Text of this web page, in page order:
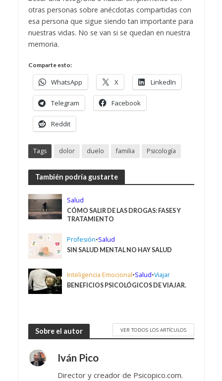
otras personas sobre anécdotas compartidas con
esa persona que sigue siendo tan importante para
nuestras vidas. No se van si se quedan en nuestra
memoria.
Comparte esto:
WhatsApp X LinkedIn
Telegram Facebook
Reddit
Tags dolor duelo familia Psicología
También podría gustarte
Salud
CÓMO SALIR DE LAS DROGAS: FASES Y
TRATAMIENTO
Profesión•Salud
SIN SALUD MENTAL NO HAY SALUD
Inteligencia Emocional•Salud•Viajar
BENEFICIOS PSICOLÓGICOS DE VIAJAR.
Sobre el autor VER TODOS LOS ARTÍCULOS
Iván Pico
Director y creador de Psicopico.com.